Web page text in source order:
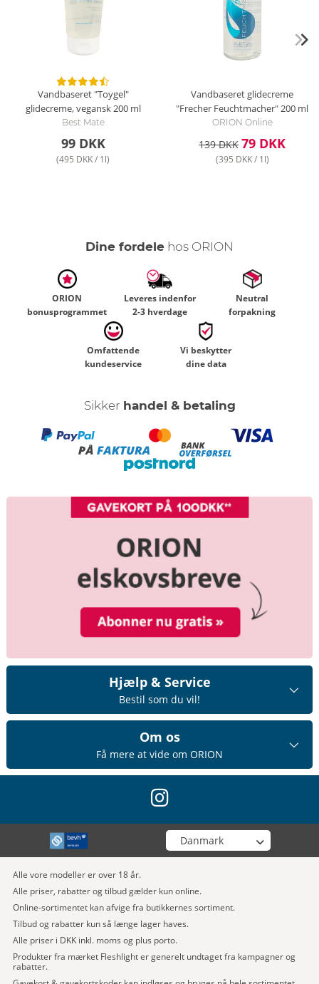
Vandbaseret "Toygel"
glidecreme, vegansk200 ml
Best Mate
99 DKK
(495 DKK / 1l)
Vandbaseret glidecreme
"Frecher Feuchtmacher"200 ml
ORION Online
139 DKK 79 DKK
(395 DKK / 1l)
Dine fordele hos ORION
ORION
bonusprogrammet
Leveres indenfor
2-3 hverdage
Neutral
forpakning
Omfattende
kundeservice
Vi beskytter
dine data
Sikker handel & betaling
Hjælp & Service
Bestil som du vil!
Om os
Få mere at vide om ORION
instagram
Vælg din butik
Alle vore modeller er over 18 år.
Alle priser, rabatter og tilbud gælder kun online.
Online-sortimentet kan afvige fra butikkernes sortiment.
Tilbud og rabatter kun så længe lager haves.
Alle priser i DKK inkl. moms og plus porto.
Produkter fra mærket Fleshlight er generelt undtaget fra kampagner og
rabatter.